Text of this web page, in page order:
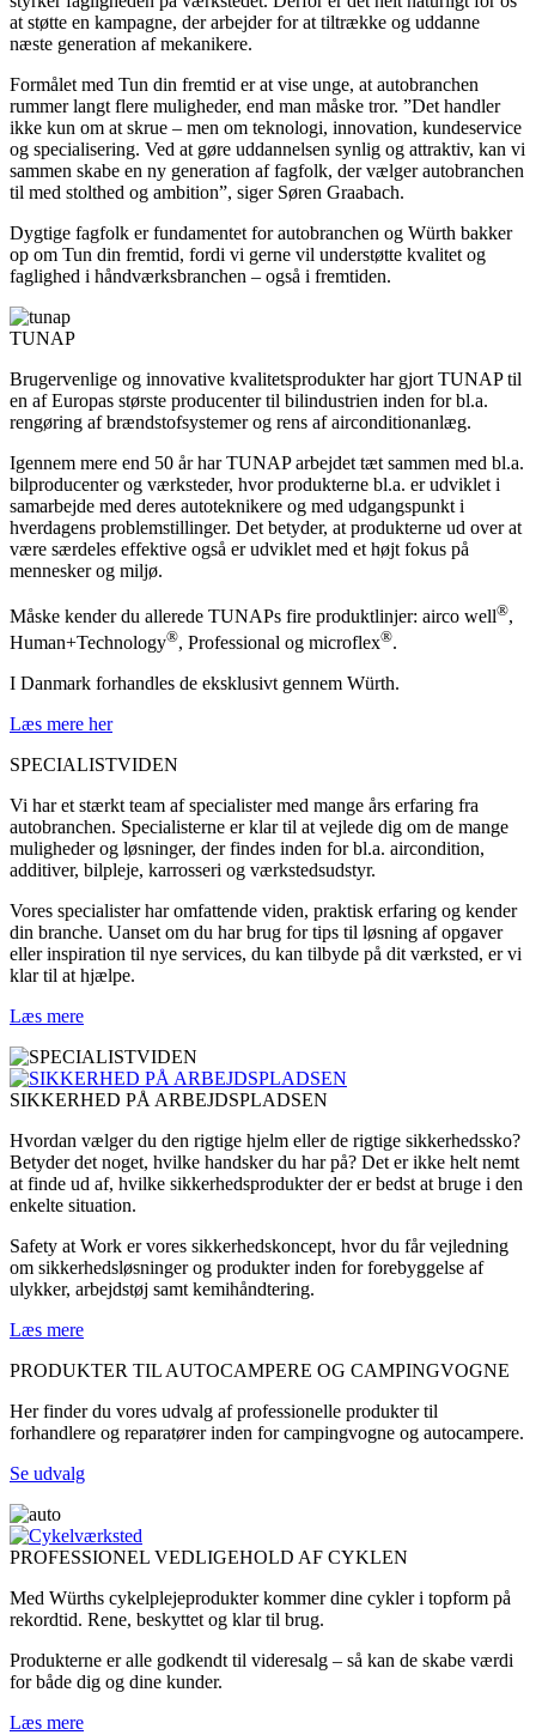
at støtte en kampagne, der arbejder for at tiltrække og uddanne
næste generation af mekanikere.
Formålet med Tun din fremtid er at vise unge, at autobranchen
rummer langt flere muligheder, end man måske tror. ”Det handler
ikke kun om at skrue – men om teknologi, innovation, kundeservice
og specialisering. Ved at gøre uddannelsen synlig og attraktiv, kan vi
sammen skabe en ny generation af fagfolk, der vælger autobranchen
til med stolthed og ambition”, siger Søren Graabach.
Dygtige fagfolk er fundamentet for autobranchen og Würth bakker
op om Tun din fremtid, fordi vi gerne vil understøtte kvalitet og
faglighed i håndværksbranchen – også i fremtiden.
TUNAP
Brugervenlige og innovative kvalitetsprodukter har gjort TUNAP til
en af Europas største producenter til bilindustrien inden for bl.a.
rengøring af brændstofsystemer og rens af airconditionanlæg.
Igennem mere end 50 år har TUNAP arbejdet tæt sammen med bl.a.
bilproducenter og værksteder, hvor produkterne bl.a. er udviklet i
samarbejde med deres autoteknikere og med udgangspunkt i
hverdagens problemstillinger. Det betyder, at produkterne ud over at
være særdeles effektive også er udviklet med et højt fokus på
mennesker og miljø.
Måske kender du allerede TUNAPs fire produktlinjer: airco well®,
Human+Technology®, Professional og microflex®.
I Danmark forhandles de eksklusivt gennem Würth.
Læs mere her
SPECIALISTVIDEN
Vi har et stærkt team af specialister med mange års erfaring fra
autobranchen. Specialisterne er klar til at vejlede dig om de mange
muligheder og løsninger, der findes inden for bl.a. aircondition,
additiver, bilpleje, karrosseri og værkstedsudstyr.
Vores specialister har omfattende viden, praktisk erfaring og kender
din branche. Uanset om du har brug for tips til løsning af opgaver
eller inspiration til nye services, du kan tilbyde på dit værksted, er vi
klar til at hjælpe.
Læs mere
SIKKERHED PÅ ARBEJDSPLADSEN
Hvordan vælger du den rigtige hjelm eller de rigtige sikkerhedssko?
Betyder det noget, hvilke handsker du har på? Det er ikke helt nemt
at finde ud af, hvilke sikkerhedsprodukter der er bedst at bruge i den
enkelte situation.
Safety at Work er vores sikkerhedskoncept, hvor du får vejledning
om sikkerhedsløsninger og produkter inden for forebyggelse af
ulykker, arbejdstøj samt kemihåndtering.
Læs mere
PRODUKTER TIL AUTOCAMPERE OG CAMPINGVOGNE
Her finder du vores udvalg af professionelle produkter til
forhandlere og reparatører inden for campingvogne og autocampere.
Se udvalg
PROFESSIONEL VEDLIGEHOLD AF CYKLEN
Med Würths cykelplejeprodukter kommer dine cykler i topform på
rekordtid. Rene, beskyttet og klar til brug. ​
Produkterne er alle godkendt til videresalg – så kan de skabe værdi
for både dig og dine kunder.
Læs mere